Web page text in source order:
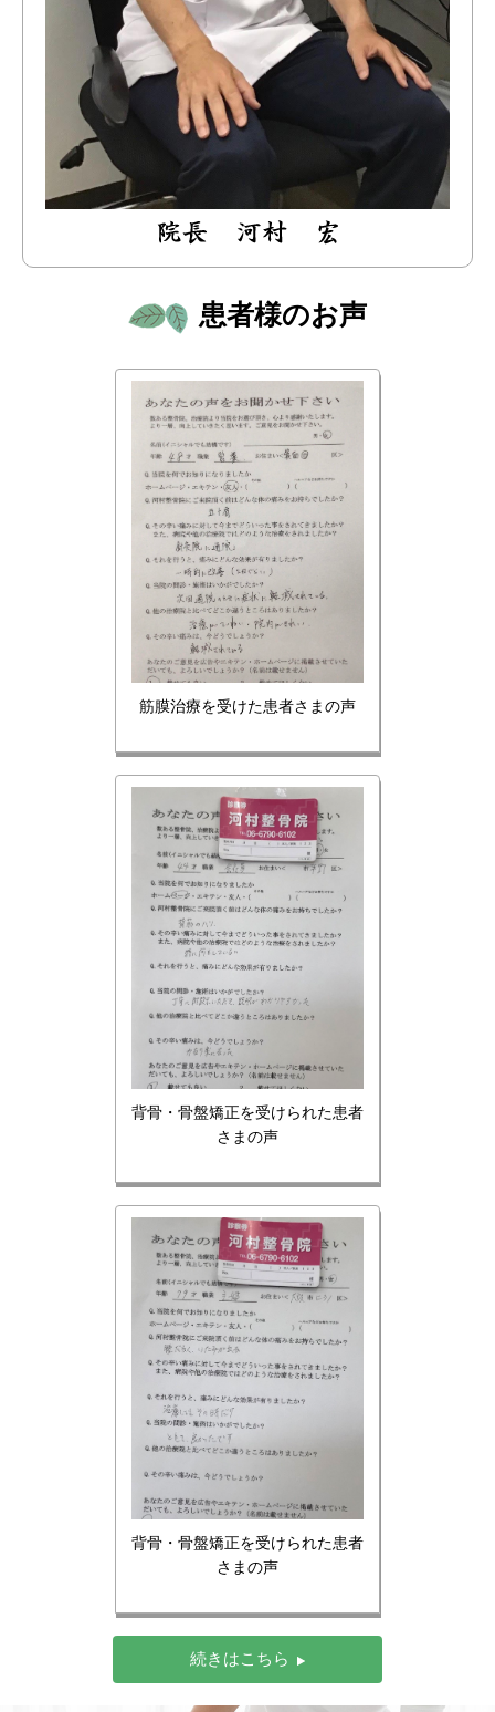
患者様のお声
筋膜治療を受けた患者さまの声
背骨・骨盤矯正を受けられた患者
さまの声
背骨・骨盤矯正を受けられた患者
さまの声
続きはこちら